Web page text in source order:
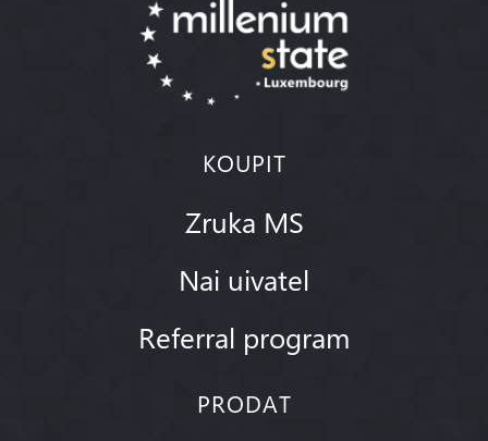
KOUPIT
Zruka MS
Nai uivatel
Referral program
PRODAT